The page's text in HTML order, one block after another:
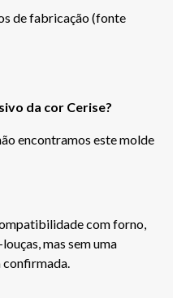
de fabricação (fonte
da cor Cerise?
encontramos este molde
com forno,
mas sem uma
confirmada.